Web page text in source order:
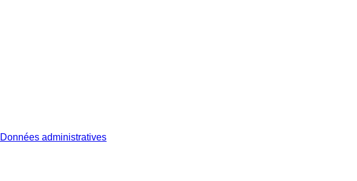
Données administratives